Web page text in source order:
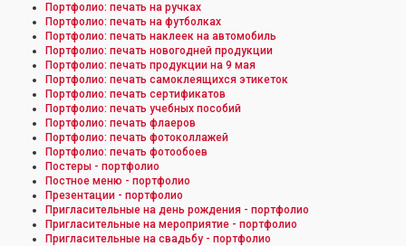
Портфолио: печать на ручках
Портфолио: печать на футболках
Портфолио: печать наклеек на автомобиль
Портфолио: печать новогодней продукции
Портфолио: печать продукции на 9 мая
Портфолио: печать самоклеящихся этикеток
Портфолио: печать сертификатов
Портфолио: печать учебных пособий
Портфолио: печать флаеров
Портфолио: печать фотоколлажей
Портфолио: печать фотообоев
Постеры - портфолио
Постное меню - портфолио
Презентации - портфолио
Пригласительные на день рождения - портфолио
Пригласительные на мероприятие - портфолио
Пригласительные на свадьбу - портфолио